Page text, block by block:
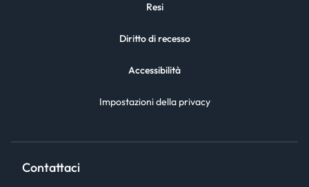
Resi
Diritto di recesso
Accessibilità
Impostazioni della privacy
Contattaci